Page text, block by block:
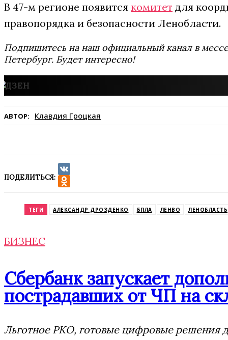
В 47-м регионе появится комитет для
правопорядка и безопасности Ленобласти.
Подпишитесь на наш официальный канал в
Петербург. Будет интересно!
АВТОР: Клавдия Гроцкая
ПОДЕЛИТЬСЯ:
VK
ТЕГИ АЛЕКСАНДР ДРОЗДЕНКО БПЛА ЛЕНВО ЛЕНОБЛАСТЬ
БИЗНЕС
Сбербанк запускает
пострадавших от ЧП на
Льготное РКО, готовые цифровые решения